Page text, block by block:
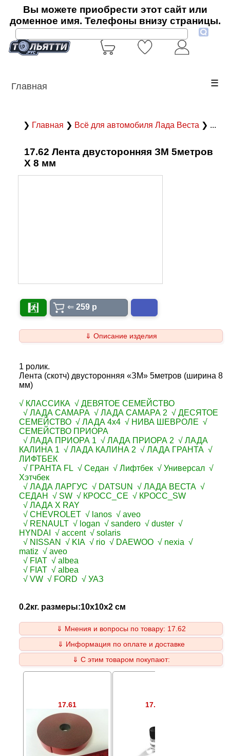
Вы можете приобрести этот сайт или
доменное имя. Телефоны внизу страницы.
Главная ☰
❯ Главная ❯ Всё для автомобиля Лада Веста ❯ ...
17.62 Лента двусторонняя ЗМ 5метров
Х 8 мм
⇐ 259 p
⇓ Описание изделия
1 ролик.
Лента (скотч) двусторонняя «ЗМ» 5метров (ширина 8
мм)
√ КЛАССИКА √ ДЕВЯТОЕ СЕМЕЙСТВО
√ ЛАДА САМАРА √ ЛАДА САМАРА 2 √ ДЕСЯТОЕ
СЕМЕЙСТВО √ ЛАДА 4х4 √ НИВА ШЕВРОЛЕ √
СЕМЕЙСТВО ПРИОРА
√ ЛАДА ПРИОРА 1 √ ЛАДА ПРИОРА 2 √ ЛАДА
КАЛИНА 1 √ ЛАДА КАЛИНА 2 √ ЛАДА ГРАНТА √
ЛИФТБЕК
√ ГРАНТА FL √ Седан √ Лифтбек √ Универсал √
Хэтчбек
√ ЛАДА ЛАРГУС √ DATSUN √ ЛАДА ВЕСТА √
СЕДАН √ SW √ КРОСС_СЕ √ КРОСС_SW
√ ЛАДА X RAY
√ CHEVROLET √ lanos √ aveo
√ RENAULT √ logan √ sandero √ duster √
HYNDAI √ accent √ solaris
√ NISSAN √ KIA √ rio √ DAEWOO √ nexia √
matiz √ aveo
√ FIAT √ albea
√ FIAT √ albea
√ VW √ FORD √ УАЗ
0.2кг. размеры:10x10x2 см
⇓ Мнения и вопросы по товару: 17.62
⇓ Информация по оплате и доставке
⇓ С этим товаром покупают:
17.61 17.168